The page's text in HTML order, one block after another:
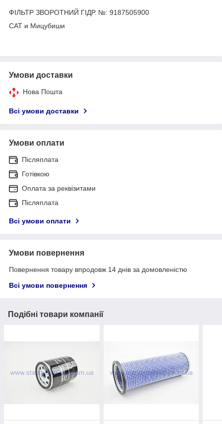
ФІЛЬТР ЗВОРОТНИЙ ГІДР. №: 9187505900
САТ и Мицубиши
Умови доставки
Нова Пошта
Всі умови доставки
Умови оплати
Післяплата
Готівкою
Оплата за реквізитами
Післяплата
Всі умови оплати
Умови повернення
Повернення товару впродовж 14 днів за домовленістю
Всі умови повернення
Подібні товари компанії